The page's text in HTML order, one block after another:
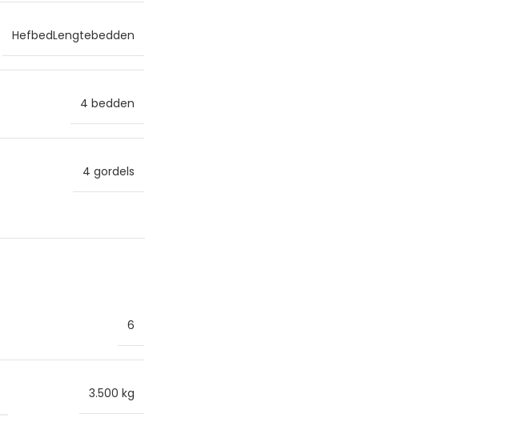
HefbedLengtebedden
4 bedden
4 gordels
6
3.500 kg